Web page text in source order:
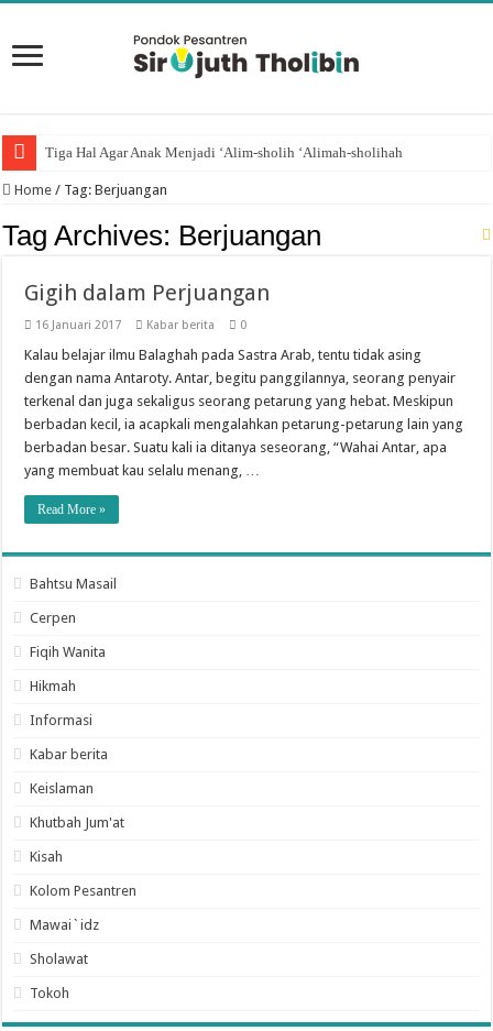
Tiga Hal Agar Anak Menjadi ‘Alim-sholih ‘Alimah-sholihah
Home / Tag:Berjuangan
Tag Archives: Berjuangan
Gigih dalam Perjuangan
16 Januari 2017 Kabar berita 0
Kalau belajar ilmu Balaghah pada Sastra Arab, tentu tidak asing
dengan nama Antaroty. Antar, begitu panggilannya, seorang penyair
terkenal dan juga sekaligus seorang petarung yang hebat. Meskipun
berbadan kecil, ia acapkali mengalahkan petarung-petarung lain yang
berbadan besar. Suatu kali ia ditanya seseorang, “Wahai Antar, apa
yang membuat kau selalu menang, …
Read More »
Bahtsu Masail
Cerpen
Fiqih Wanita
Hikmah
Informasi
Kabar berita
Keislaman
Khutbah Jum'at
Kisah
Kolom Pesantren
Mawai`idz
Sholawat
Tokoh